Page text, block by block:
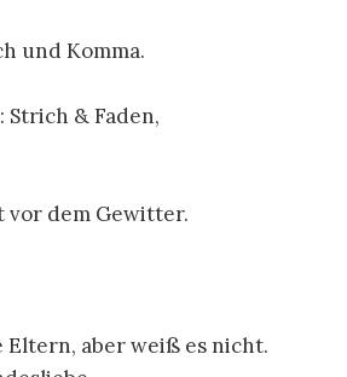
und Komma.
Strich & Faden,
dem Gewitter.
Eltern, aber weiß es nicht.